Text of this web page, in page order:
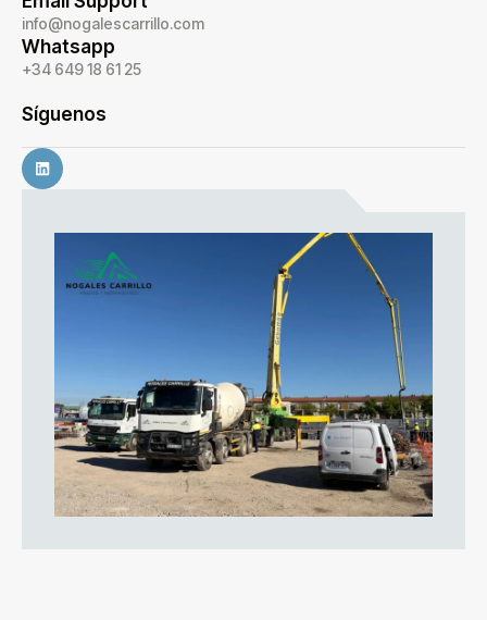
info@nogalescarrillo.com
Whatsapp
+34 649 18 61 25
Síguenos